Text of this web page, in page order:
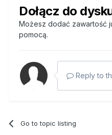
Dołącz do
Możesz dodać zawartość
pomocą.
Reply to
Go to topic listing